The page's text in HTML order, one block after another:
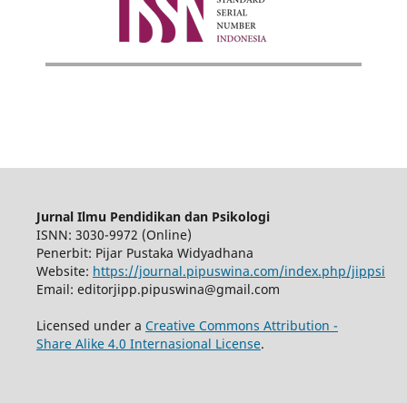
Jurnal Ilmu Pendidikan dan Psikologi
ISNN: 3030-9972 (Online)
Penerbit: Pijar Pustaka Widyadhana
Website: https://journal.pipuswina.com/index.php/jippsi
Email: editorjipp.pipuswina@gmail.com
Licensed under a Creative Commons Attribution -
Share Alike 4.0 Internasional License.